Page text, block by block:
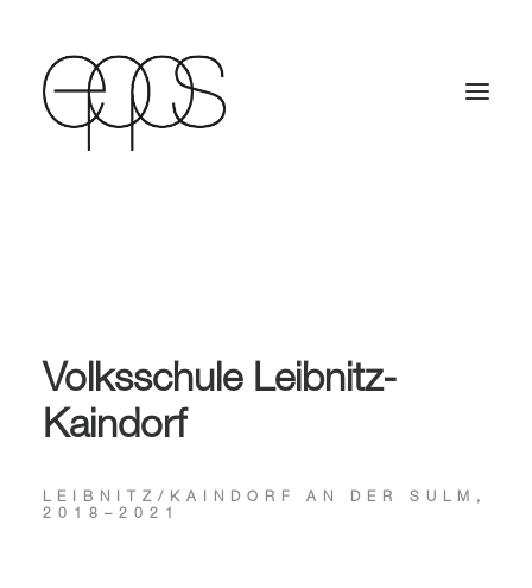
Volksschule Leibnitz-
Kaindorf
LEIBNITZ/KAINDORF AN DER SULM,
2018–2021